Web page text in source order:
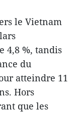
le Vietnam
4,8 %, tandis
du
atteindre 11
Hors
que les